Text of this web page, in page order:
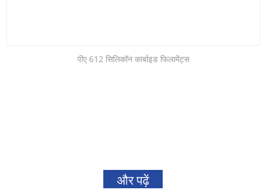
पीए 612 सिलिकॉन कार्बाइड फिलामेंट्स
और पढ़ें